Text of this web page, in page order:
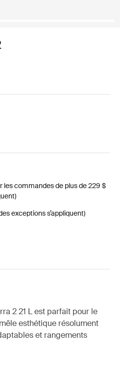
sombre
Noir
21L Gris vétiver (selected)
les commandes de plus de 229 $
exceptions s’appliquent)
2 21 L est parfait pour le
esthétique résolument
et rangements